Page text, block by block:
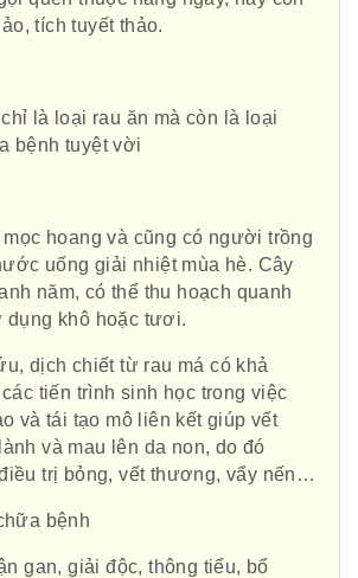
tích tuyết thảo.
là loại rau ăn mà còn là loại
bệnh tuyệt vời
hoang và cũng có người trồng
uống giải nhiệt mùa hè. Cây
năm, có thể thu hoạch quanh
dụng khô hoặc tươi.
dịch chiết từ rau má có khả
tiến trình sinh học trong việc
và tái tạo mô liên kết giúp vết
và mau lên da non, do đó
trị bỏng, vết thương, vẩy nến…
bệnh
gan, giải độc, thông tiểu, bổ